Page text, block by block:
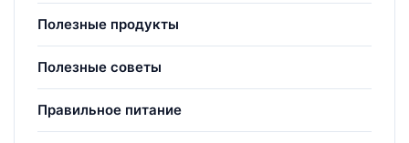
Полезные продукты
Полезные советы
Правильное питание